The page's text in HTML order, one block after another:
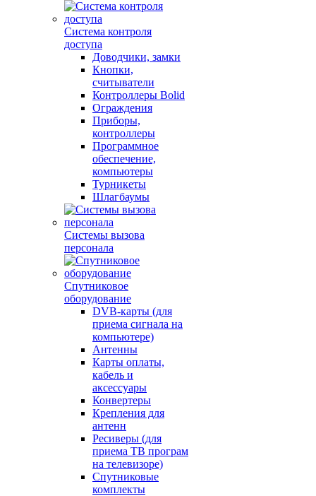
Система контроля
доступа
Доводчики, замки
Кнопки,
считыватели
Контроллеры Bolid
Ограждения
Приборы,
контроллеры
Программное
обеспечение,
компьютеры
Турникеты
Шлагбаумы
Системы вызова
персонала
Спутниковое
оборудование
DVB-карты (для
приема сигнала на
компьютере)
Антенны
Карты оплаты,
кабель и
аксессуары
Конвертеры
Крепления для
антенн
Ресиверы (для
приема ТВ програм
на телевизоре)
Спутниковые
комплекты